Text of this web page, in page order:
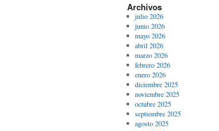
Archivos
julio 2026
junio 2026
mayo 2026
abril 2026
marzo 2026
febrero 2026
enero 2026
diciembre 2025
noviembre 2025
octubre 2025
septiembre 2025
agosto 2025